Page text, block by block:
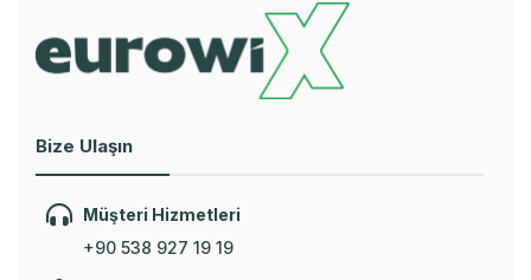
Bize Ulaşın
Müşteri Hizmetleri
+90 538 927 19 19